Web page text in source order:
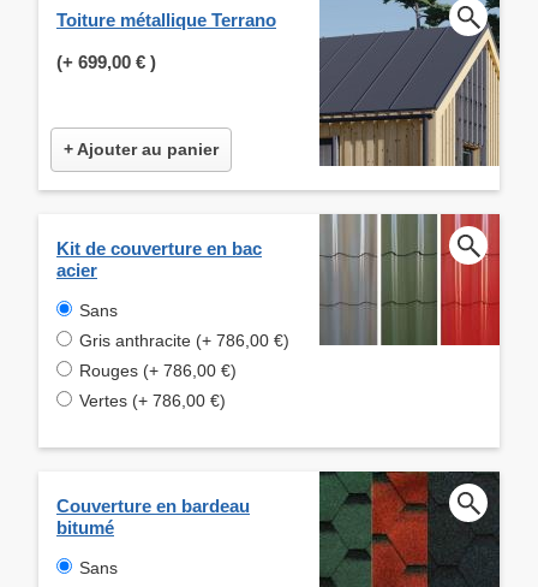
Toiture métallique Terrano
(+ 699,00 € )
+ Ajouter au panier
Kit de couverture en bac
acier
Sans
Gris anthracite (+ 786,00 €)
Rouges (+ 786,00 €)
Vertes (+ 786,00 €)
Couverture en bardeau
bitumé
Sans